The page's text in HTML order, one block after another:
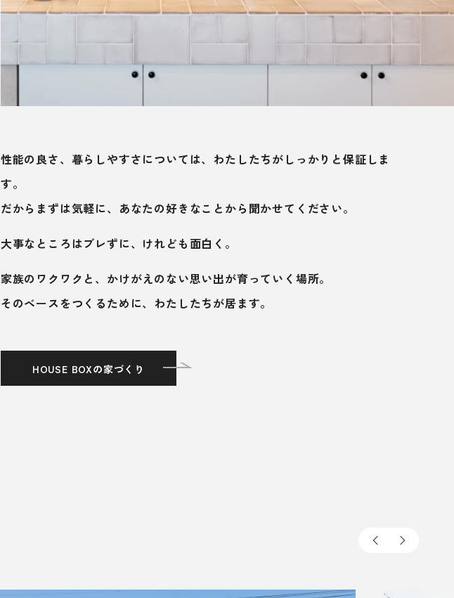
性能の良さ、暮らしやすさについては、わたしたちがしっかりと保証しま
す。
だからまずは気軽に、あなたの好きなことから聞かせてください。
大事なところはブレずに、けれども面白く。
家族のワクワクと、かけがえのない思い出が育っていく場所。
そのベースをつくるために、わたしたちが居ます。
HOUSE BOXの家づくり